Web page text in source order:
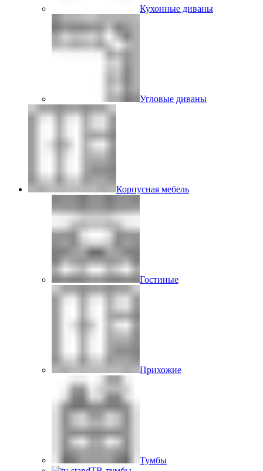
Кухонные диваны
Угловые диваны
Корпусная мебель
Гостиные
Прихожие
Тумбы